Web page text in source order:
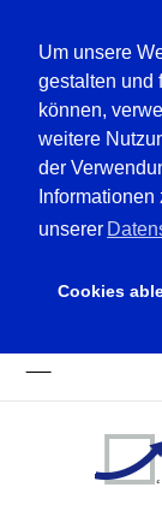
Um unsere
gestalten und
können,
weitere
der
unserer
Cookies